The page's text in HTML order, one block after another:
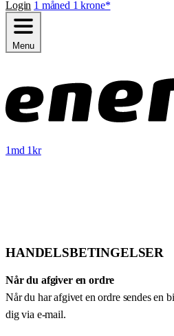
Login 1 måned 1 krone*
Menu
1md 1kr
HANDELSBETINGELSER
Når du afgiver en ordre
Når du har afgivet en ordre sendes en
dig via e-mail.